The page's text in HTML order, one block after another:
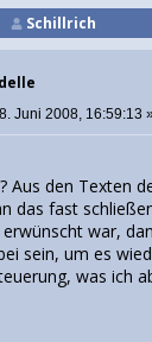
Schillrich
Juni 2008, 16:59:13
Aus den Texten
das fast
war,
sein, um es
was ich